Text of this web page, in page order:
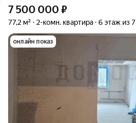
7 500 000 ₽
77,2 м² 2-комн. квартира 6 этаж из 7
онлайн показ